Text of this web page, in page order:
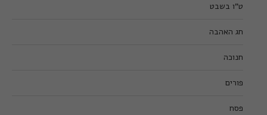
ט”ו בשבט
חג האהבה
חנוכה
פורים
פסח